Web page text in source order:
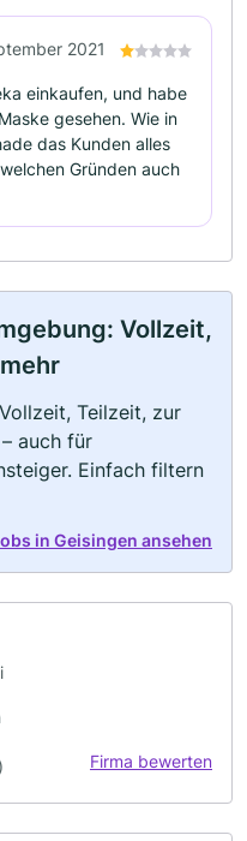
2021
einkaufen, und habe
gesehen. Wie in
das Kunden alles
Gründen auch
Vollzeit,
Teilzeit, zur
auch für
Einfach filtern
in Geisingen ansehen
Firma bewerten